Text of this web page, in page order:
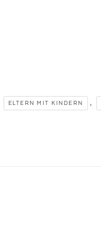
ELTERN MIT KINDERN ,